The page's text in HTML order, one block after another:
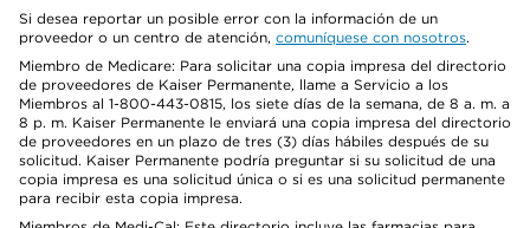
Si desea reportar un posible error con la información de un
proveedor o un centro de atención, comuníquese con nosotros.
Miembro de Medicare: Para solicitar una copia impresa del directorio
de proveedores de Kaiser Permanente, llame a Servicio a los
Miembros al 1-800-443-0815, los siete días de la semana, de 8 a. m. a
8 p. m. Kaiser Permanente le enviará una copia impresa del directorio
de proveedores en un plazo de tres (3) días hábiles después de su
solicitud. Kaiser Permanente podría preguntar si su solicitud de una
copia impresa es una solicitud única o si es una solicitud permanente
para recibir esta copia impresa.